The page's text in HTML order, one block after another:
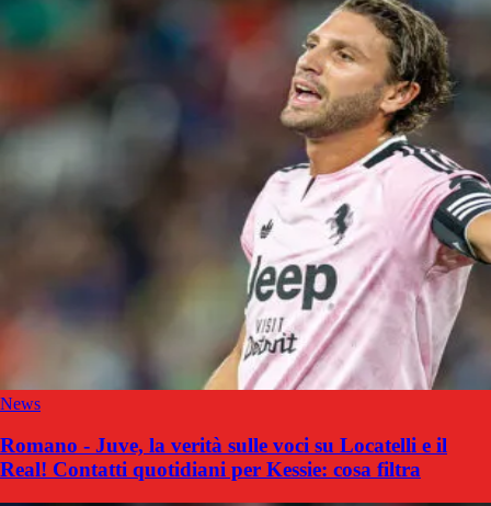
News
Romano - Juve, la verità sulle voci su Locatelli e il
Real! Contatti quotidiani per Kessie: cosa filtra